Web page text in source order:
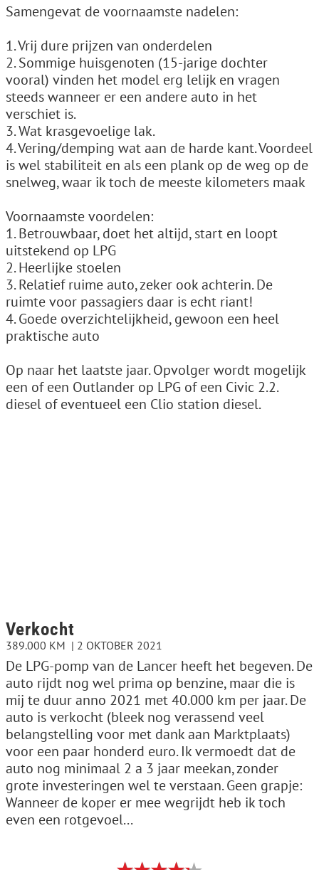
Samengevat de voornaamste nadelen:
1. Vrij dure prijzen van onderdelen
2. Sommige huisgenoten (15-jarige dochter
vooral) vinden het model erg lelijk en vragen
steeds wanneer er een andere auto in het
verschiet is.
3. Wat krasgevoelige lak.
4. Vering/demping wat aan de harde kant. Voordeel
is wel stabiliteit en als een plank op de weg op de
snelweg, waar ik toch de meeste kilometers maak
Voornaamste voordelen:
1. Betrouwbaar, doet het altijd, start en loopt
uitstekend op LPG
2. Heerlijke stoelen
3. Relatief ruime auto, zeker ook achterin. De
ruimte voor passagiers daar is echt riant!
4. Goede overzichtelijkheid, gewoon een heel
praktische auto
Op naar het laatste jaar. Opvolger wordt mogelijk
een of een Outlander op LPG of een Civic 2.2.
diesel of eventueel een Clio station diesel.
Verkocht
389.000 KM 2 OKTOBER 2021
De LPG-pomp van de Lancer heeft het begeven. De
auto rijdt nog wel prima op benzine, maar die is
mij te duur anno 2021 met 40.000 km per jaar. De
auto is verkocht (bleek nog verassend veel
belangstelling voor met dank aan Marktplaats)
voor een paar honderd euro. Ik vermoedt dat de
auto nog minimaal 2 a 3 jaar meekan, zonder
grote investeringen wel te verstaan. Geen grapje:
Wanneer de koper er mee wegrijdt heb ik toch
even een rotgevoel...